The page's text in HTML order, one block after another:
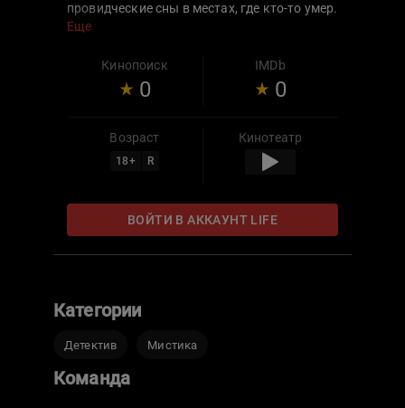
провидческие сны в местах, где кто-то умер.
Привлекший ее к работе в полиции капитан
Однако сама девушка считает свою
способность проклятием. Жене предстоит
разобраться в себе и понять, что вся ее
Еще
Кинопоиск
0
IMDb
0
Возраст
18+ R
Кинотеатр
ВОЙТИ В АККАУНТ LIFE
Категории
Детектив Мистика
Команда